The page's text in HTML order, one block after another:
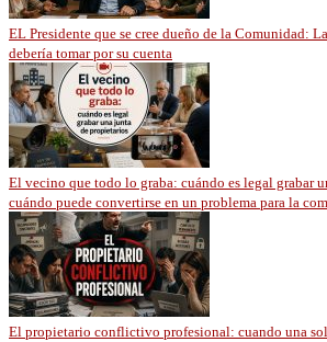
EL Presidente que se cree dueño de la Comunidad:
debería tomar por su cuenta
El vecino que todo lo graba: cuándo es legal grabar
cuándo puede convertirse en un problema para la
El propietario conflictivo profesional: cuando una